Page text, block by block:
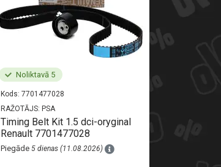
Noliktavā 5
Kods: 7701477028
RAŽOTĀJS: PSA
Timing Belt Kit 1.5 dci-oryginal
Renault 7701477028
Piegāde 5 dienas (11.08.2026)
Rear